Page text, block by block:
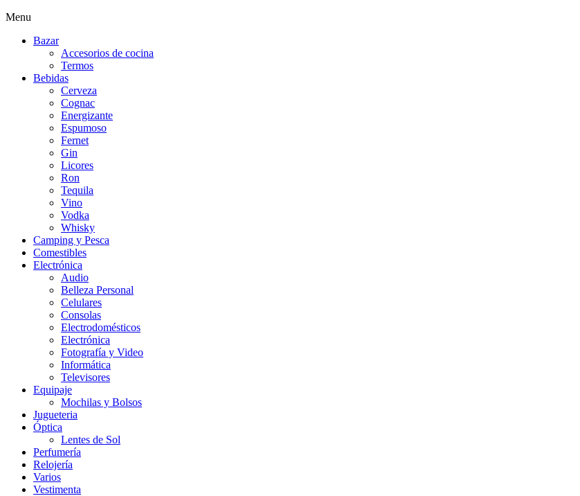
Menu
Bazar
Accesorios de cocina
Termos
Bebidas
Cerveza
Cognac
Energizante
Espumoso
Fernet
Gin
Licores
Ron
Tequila
Vino
Vodka
Whisky
Camping y Pesca
Comestibles
Electrónica
Audio
Belleza Personal
Celulares
Consolas
Electrodomésticos
Electrónica
Fotografía y Video
Informática
Televisores
Equipaje
Mochilas y Bolsos
Jugueteria
Óptica
Lentes de Sol
Perfumería
Relojería
Varios
Vestimenta